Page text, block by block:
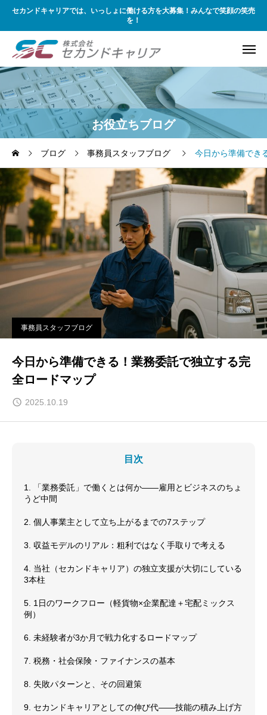
セカンドキャリアでは、いっしょに働ける方を大募集！みんなで笑顔の笑売
を！
お役立ちブログ
ブログ 事務員スタッフブログ 今日から準備でき
事務員スタッフブログ
今日から準備できる！業務委託で独立する完
全ロードマップ
2025.10.19
目次
1. 「業務委託」で働くとは何か——雇用とビジネスのちょ
うど中間
2. 個人事業主として立ち上がるまでの7ステップ
3. 収益モデルのリアル：粗利ではなく手取りで考える
4. 当社（セカンドキャリア）の独立支援が大切にしている
3本柱
5. 1日のワークフロー（軽貨物×企業配達＋宅配ミックス
例）
6. 未経験者が3か月で戦力化するロードマップ
7. 税務・社会保険・ファイナンスの基本
8. 失敗パターンと、その回避策
9. セカンドキャリアとしての伸び代——技能の積み上げ方